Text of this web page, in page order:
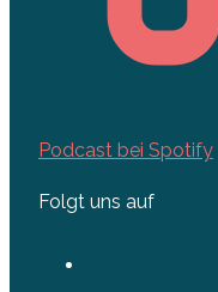
Podcast bei Spotify
Folgt uns auf